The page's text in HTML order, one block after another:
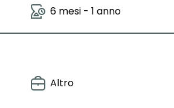
6 mesi - 1 anno
Altro